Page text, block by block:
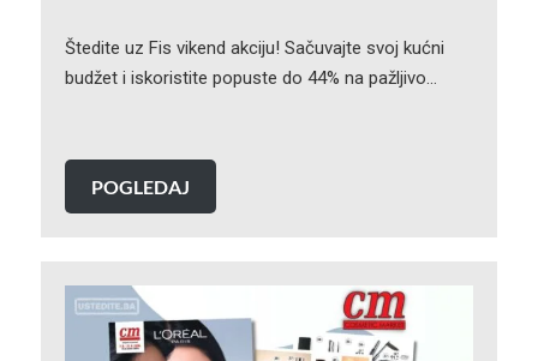
Štedite uz Fis vikend akciju! Sačuvajte svoj kućni
budžet i iskoristite popuste do 44% na pažljivo…
POGLEDAJ